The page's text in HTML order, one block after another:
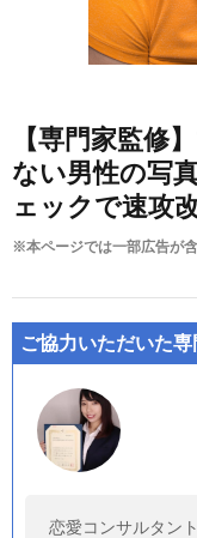
【専門家監修
ない男性の写
ェックで速攻
※本ページでは一部広告が
ご協力いただいた専
恋愛コンサルタント